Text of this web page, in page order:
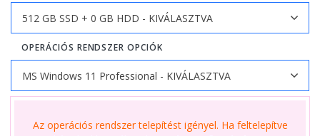
OPERÁCIÓS RENDSZER OPCIÓK
Az operációs rendszer telepítést igényel. Ha feltelepítve